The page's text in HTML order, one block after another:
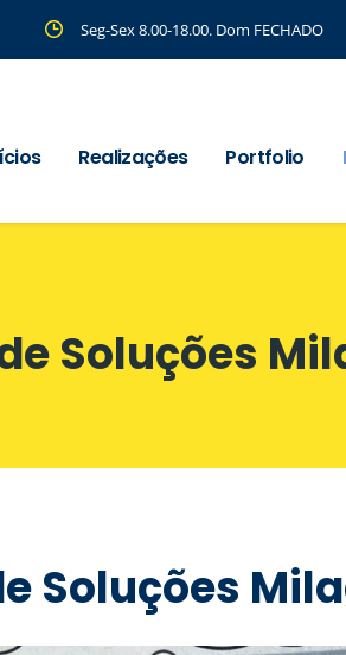
Seg-Sex 8.00-18.00. Dom FECHADO
Realizações Portfolio
Soluções
Soluções